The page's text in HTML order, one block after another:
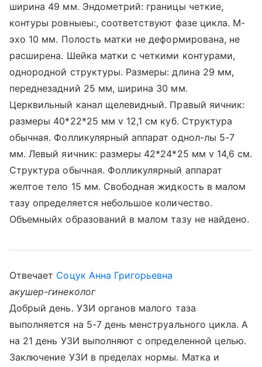
ширина 49 мм. Эндометрий: границы четкие,
контуры ровныеы:, соответствуют фазе цикла. М-
эхо 10 мм. Полость матки не деформирована, не
расширена. Шейка матки с четкими контурами,
однородной структуры. Размеры: длина 29 мм,
переднезадний 25 мм, ширина 30 мм.
Церквильный канал щелевидный. Правый яичник:
размеры 40*22*25 мм v 12,1 см куб. Структура
обычная. Фолликулярный аппарат однол-лы 5-7
мм. Левый яичник: размеры 42*24*25 мм v 14,6 см.
Структура обычная. Фолликулярный аппарат
желтое тело 15 мм. Свободная жидкость в малом
тазу определяется небольшое количество.
Объемныйх образований в малом тазу не найдено.
Отвечает Соцук Анна Григорьевна
акушер-гинеколог
Добрый день. УЗИ органов малого таза
выполняется на 5-7 день менструального цикла. А
на 21 день УЗИ выполняют с определенной целью.
Заключение УЗИ в пределах нормы. Матка и